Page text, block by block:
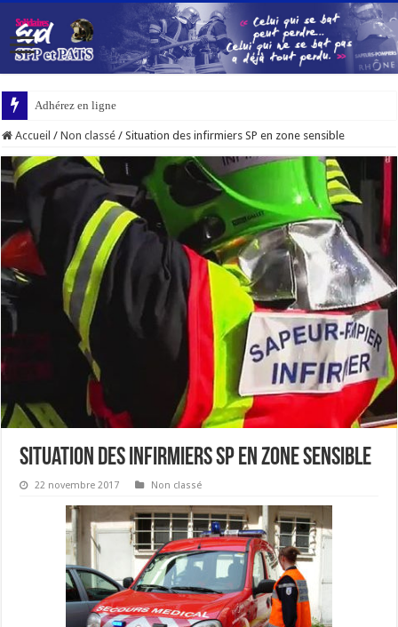
Adhérez en ligne
Accueil / Non classé / Situation des infirmiers SP en zone sensible
Situation des infirmiers SP en zone sensible
22 novembre 2017 Non classé